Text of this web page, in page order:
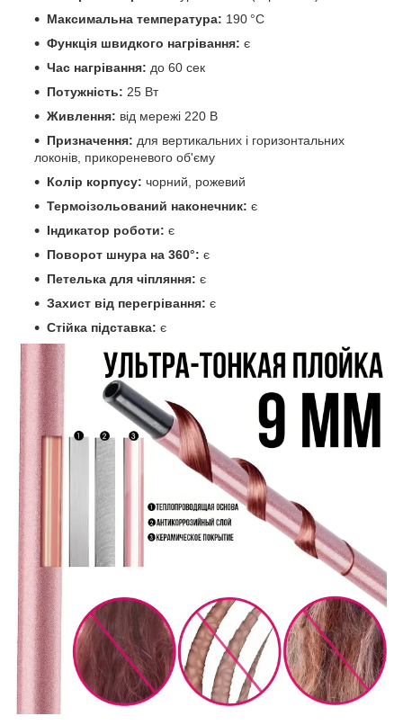
Максимальна температура: 190 °C
Функція швидкого нагрівання: є
Час нагрівання: до 60 сек
Потужність: 25 Вт
Живлення: від мережі 220 В
Призначення: для вертикальних і горизонтальних
локонів, прикореневого об'єму
Колір корпусу: чорний, рожевий
Термоізольований наконечник: є
Індикатор роботи: є
Поворот шнура на 360°: є
Петелька для чіпляння: є
Захист від перегрівання: є
Стійка підставка: є